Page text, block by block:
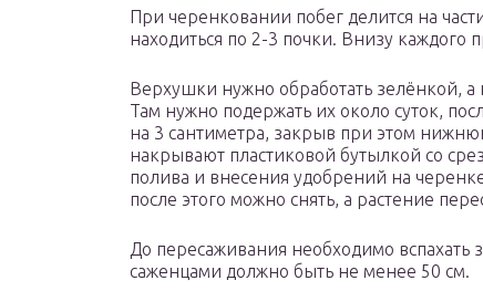
При черенковании побег делится на
находиться по 2-3 почки. Внизу каждого
Верхушки нужно обработать зелёнкой,
Там нужно подержать их около суток,
на 3 сантиметра, закрыв при этом
накрывают пластиковой бутылкой со
полива и внесения удобрений на
после этого можно снять, а растение
До пересаживания необходимо
саженцами должно быть не менее 50 см.